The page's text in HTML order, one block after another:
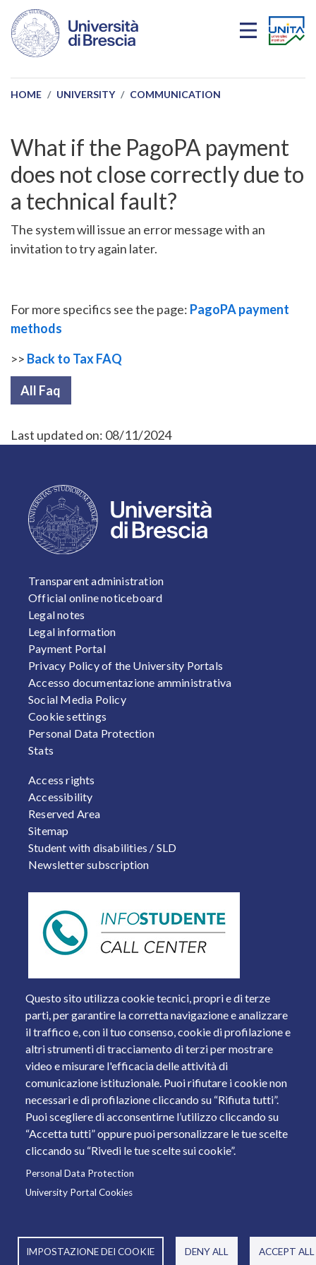
Skip to main content
HOME UNIVERSITY COMMUNICATION
What if the PagoPA payment
does not close correctly due to
a technical fault?
The system will issue an error message with an
invitation to try again later.
For more specifics see the page: PagoPA payment
methods
>> Back to Tax FAQ
All Faq
Last updated on: 08/11/2024
Questo sito utilizza cookie tecnici, propri e di terze
parti, per garantire la corretta navigazione e analizzare
il traffico e, con il tuo consenso, cookie di profilazione e
altri strumenti di tracciamento di terzi per mostrare
video e misurare l'efficacia delle attività di
comunicazione istituzionale. Puoi rifiutare i cookie non
necessari e di profilazione cliccando su “Rifiuta tutti”.
Puoi scegliere di acconsentirne l’utilizzo cliccando su
“Accetta tutti” oppure puoi personalizzare le tue scelte
cliccando su “Rivedi le tue scelte sui cookie”.
Personal Data Protection
University Portal Cookies
IMPOSTAZIONE DEI COOKIE DENY ALL ACCEPT ALL
FOOTER 1
Transparent administration
Official online noticeboard
Legal notes
Legal information
Payment Portal
Privacy Policy of the University Portals
Accesso documentazione amministrativa
Social Media Policy
Cookie settings
Personal Data Protection
Stats
FOOTER 2
Access rights
Accessibility
Reserved Area
Sitemap
Student with disabilities / SLD
Newsletter subscription
Piazza del Mercato, 15 - 25121 Brescia
Tel. +39 030 2988.1 PEC:
ammcentr@cert.unibs.it
Partita IVA: 01773710171 Codice Fiscale: 98007650173
© 2011 Università degli Studi di Brescia